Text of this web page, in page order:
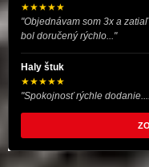
★★★★★
"Objednávam som 3x a
bol doručený rýchlo..."
Haly štuk
★★★★★
"Spokojnosť rýchle